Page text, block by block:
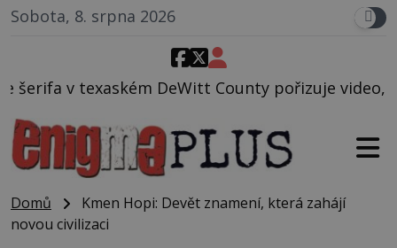
Sobota, 8. srpna 2026
County pořizuje video, na kterém před jeho
Domů
Kmen Hopi: Devět znamení, která zahájí
novou civilizaci